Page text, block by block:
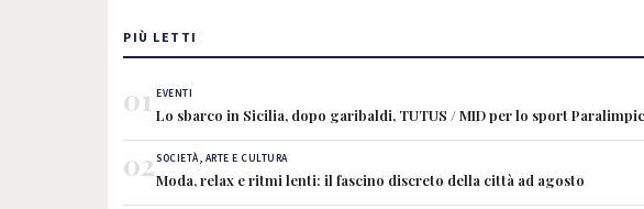
PIÙ LETTI
01 EVENTI
Lo sbarco in Sicilia, dopo garibaldi, TUTUS / MID per lo sport
02SOCIETÀ, ARTE E CULTURA
Moda, relax e ritmi lenti: il fascino discreto della città ad agosto